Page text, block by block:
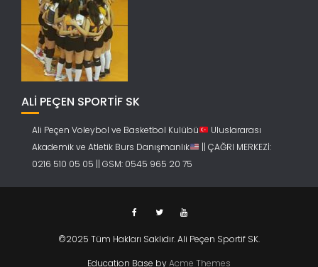
ALİ PEÇEN SPORTİF SK
Ali Peçen Voleybol ve Basketbol Kulübü
Uluslararası
Akademik ve Atletik Burs Danışmanlık
|| ÇAĞRI MERKEZİ:
0216 510 05 05 || GSM: 0545 965 20 75
©2025 Tüm Hakları Saklıdır. Ali Peçen Sportif SK.
Education Base byAcme Themes